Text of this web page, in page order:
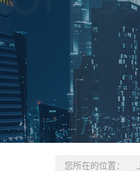
您所在的位置：